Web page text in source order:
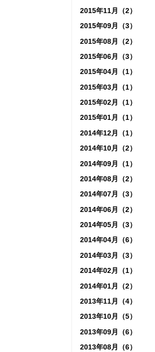
2015年11月（2）
2015年09月（3）
2015年08月（2）
2015年06月（3）
2015年04月（1）
2015年03月（1）
2015年02月（1）
2015年01月（1）
2014年12月（1）
2014年10月（2）
2014年09月（1）
2014年08月（2）
2014年07月（3）
2014年06月（2）
2014年05月（3）
2014年04月（6）
2014年03月（3）
2014年02月（1）
2014年01月（2）
2013年11月（4）
2013年10月（5）
2013年09月（6）
2013年08月（6）